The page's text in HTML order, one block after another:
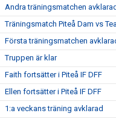
Andra träningsmatchen
Träningsmatch Piteå Dam vs
Första träningsmatchen
Truppen är klar
Faith fortsätter i Piteå IF DFF
Ellen fortsätter i Piteå IF DFF
1:a veckans träning avklarad